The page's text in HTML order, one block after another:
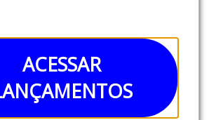
ACESSAR
A healthtech já ultrapassou os
ativos na modalidade de venda
(B2C) e começa a tracionar o
para empresas (B2B), com